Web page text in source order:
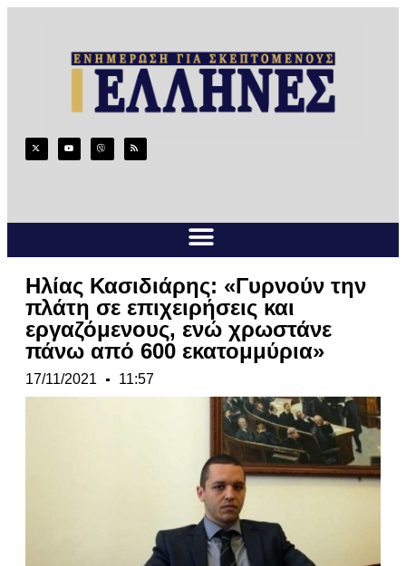
Ηλίας Κασιδιάρης: «Γυρνούν την
πλάτη σε επιχειρήσεις και
εργαζόμενους, ενώ χρωστάνε
πάνω από 600 εκατομμύρια»
17/11/2021 11:57